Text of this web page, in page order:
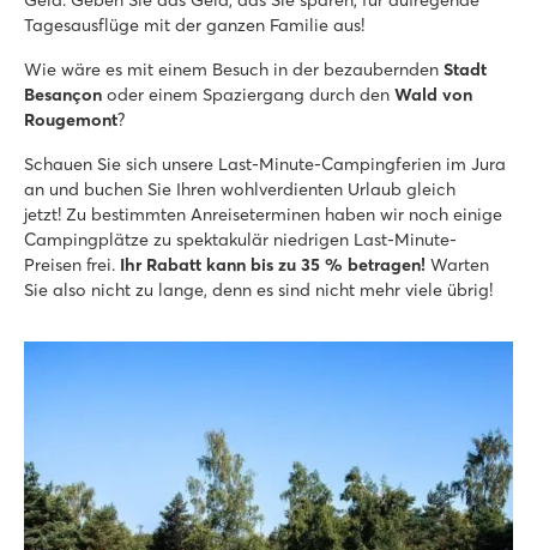
Tagesausflüge mit der ganzen Familie aus!
Wie wäre es mit einem Besuch in der bezaubernden Stadt
Besançon oder einem Spaziergang durch den Wald von
Rougemont?
Schauen Sie sich unsere Last-Minute-Campingferien im Jura
an und buchen Sie Ihren wohlverdienten Urlaub gleich
jetzt! Zu bestimmten Anreiseterminen haben wir noch einige
Campingplätze zu spektakulär niedrigen Last-Minute-
Preisen frei. Ihr Rabatt kann bis zu 35 % betragen! Warten
Sie also nicht zu lange, denn es sind nicht mehr viele übrig!